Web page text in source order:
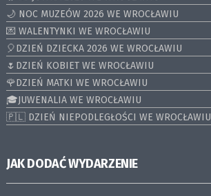
🌙 NOC MUZEÓW 2026 WE WROCŁAWIU
💌 WALENTYNKI WE WROCŁAWIU
🎈DZIEŃ DZIECKA 2026 WE WROCŁAWIU
🌷DZIEŃ KOBIET WE WROCŁAWIU
🌹DZIEŃ MATKI WE WROCŁAWIU
🎓JUWENALIA WE WROCŁAWIU
🇵🇱 DZIEŃ NIEPODLEGŁOŚCI WE WROCŁAWIU
JAK DODAĆ WYDARZENIE